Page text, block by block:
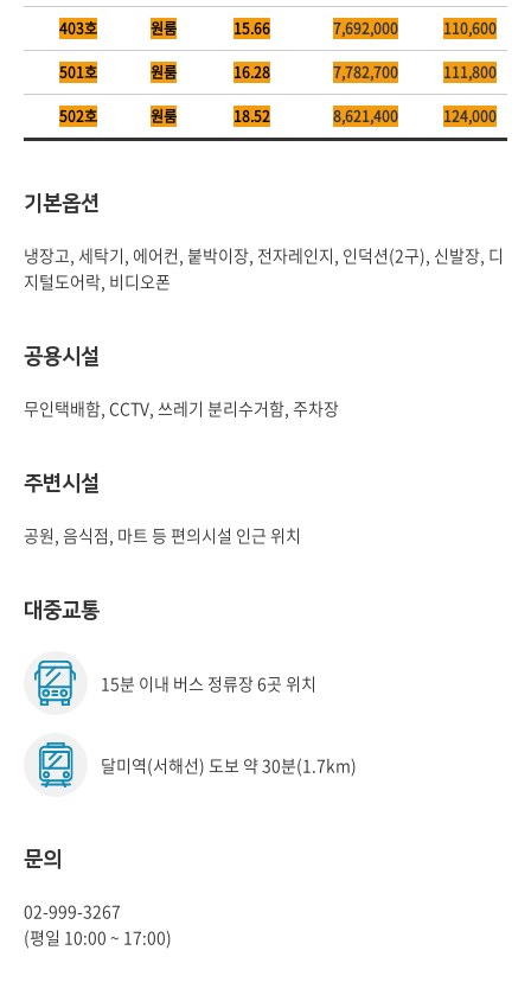
403호 원룸 15.66 7,692,000 110,600
501호 원룸 16.28 7,782,700 111,800
502호 원룸 18.52 8,621,400 124,000
기본옵션
냉장고, 세탁기, 에어컨, 붙박이장, 전자레인지, 인덕션(2구), 신발장, 디
지털도어락, 비디오폰
공용시설
무인택배함, CCTV, 쓰레기 분리수거함, 주차장
주변시설
공원, 음식점, 마트 등 편의시설 인근 위치
대중교통
15분 이내 버스 정류장 6곳 위치
달미역(서해선) 도보 약 30분(1.7km)
문의
02-999-3267
(평일 10:00 ~ 17:00)